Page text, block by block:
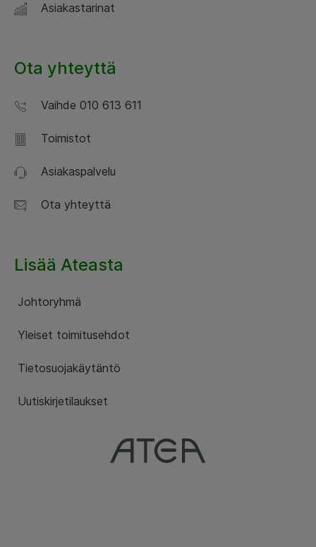
Asiakastarinat
Ota yhteyttä
Vaihde 010 613 611
Toimistot
Asiakaspalvelu
Ota yhteyttä
Lisää Ateasta
Johtoryhmä
Yleiset toimitusehdot
Tietosuojakäytäntö
Uutiskirjetilaukset